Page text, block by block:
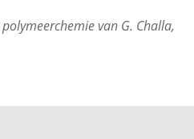
van G. Challa,